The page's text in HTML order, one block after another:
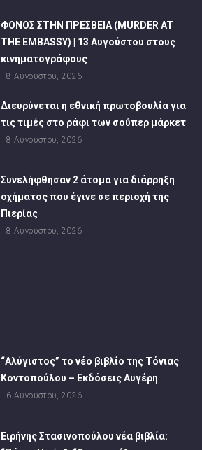
ΦΟΝΟΣ ΣΤΗΝ ΠΡΕΣΒΕΙΑ (MURDER AT
THE EMBASSY) | 13 Αυγούστου στους
κινηματογράφους
8 Αυγούστου, 2026
Διευρύνεται η εθνική πρωτοβουλία για
τις τιμές στο ράφι των σούπερ μάρκετ
8 Αυγούστου, 2026
Συνελήφθησαν 2 άτομα για διάρρηξη
οχήματος που έγινε σε περιοχή της
Πιερίας
8 Αυγούστου, 2026
“Αλύγιστος” το νέο βιβλίο της Τόνιας
Κοντοπούλου – Εκδόσεις Αυγέρη
6 Αυγούστου, 2026
Ειρήνης Στασινοπούλου νέα βιβλία: